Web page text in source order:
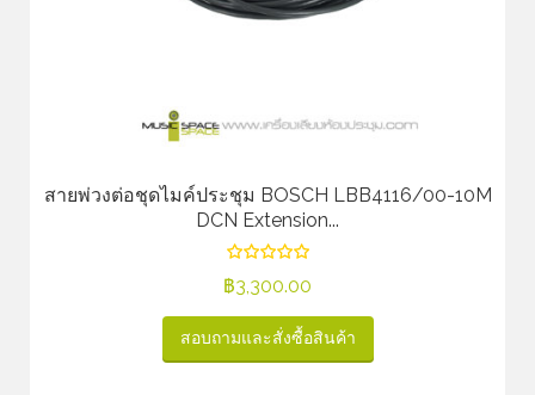
สายพ่วงต่อชุดไมค์ประชุม BOSCH LBB4116/00-10M
DCN Extension...
฿3,300.00
สอบถามและสั่งซื้อสินค้า